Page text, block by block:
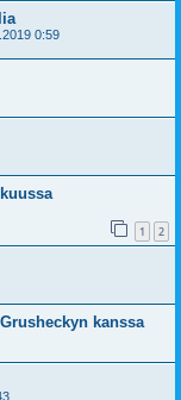
0:59
1 2
kanssa